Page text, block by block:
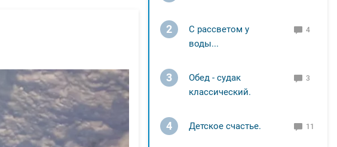
2
С рассветом у
воды...
4
3
Обед - судак
классический.
3
4 Детское счастье. 11